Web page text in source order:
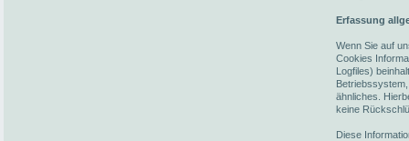
Erfassung
Wenn Sie auf
Cookies
Logfiles)
ähnliches.
keine
Diese